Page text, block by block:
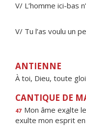
V/ L’homme ici-bas
V/ Tu l’as voulu un
ANTIENNE
À toi, Dieu, toute
CANTIQUE DE
47 Mon âme exalte
exulte mon esprit